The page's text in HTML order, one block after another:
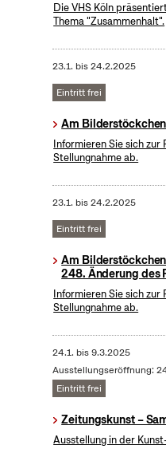
Die VHS Köln
Thema "Zusammenhalt".
23.1. bis24.2.2025
Eintritt frei
Am
Informieren Sie sich zur
Stellungnahme ab.
23.1. bis24.2.2025
Eintritt frei
Am
248. Änderung des
Informieren Sie sich zur
Stellungnahme ab.
24.1. bis9.3.2025
Ausstellungseröffnung:
Eintritt frei
Zeitungskunst –
Ausstellung in der